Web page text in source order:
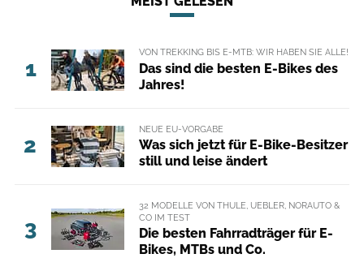
1
VON TREKKING BIS E-MTB: WIR HABEN SIE ALLE!
Das sind die besten E-Bikes des
Jahres!
2
NEUE EU-VORGABE
Was sich jetzt für E-Bike-Besitzer
still und leise ändert
3
32 MODELLE VON THULE, UEBLER, NORAUTO &
CO IM TEST
Die besten Fahrradträger für E-
Bikes, MTBs und Co.